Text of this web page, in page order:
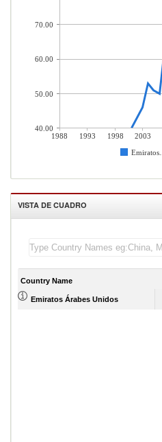
1988 1993 1998 2003
Emiratos...
70.00
60.00
50.00
40.00
VISTA DE CUADRO
Country Name
Emiratos Árabes Unidos